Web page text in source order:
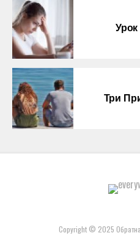
Три
Copyright © 2025